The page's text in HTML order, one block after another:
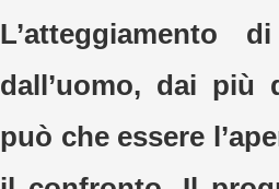
L’atteggiamento
dall’uomo, dai
può che essere